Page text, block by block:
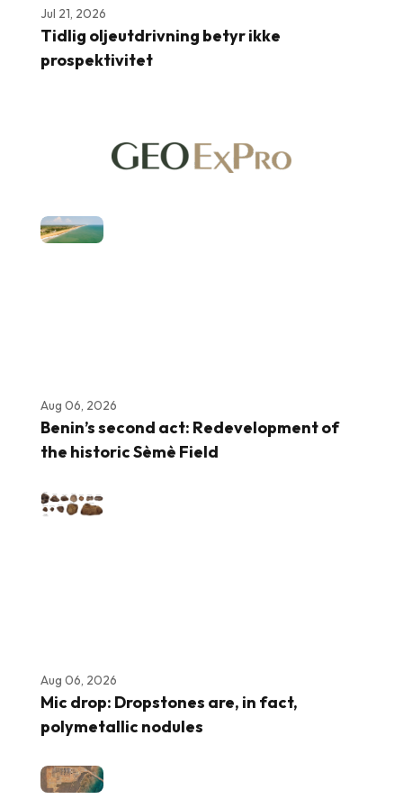
Jul 21, 2026
Tidlig oljeutdrivning betyr ikke
prospektivitet
Aug 06, 2026
Benin’s second act: Redevelopment of
the historic Sèmè Field
Aug 06, 2026
Mic drop: Dropstones are, in fact,
polymetallic nodules